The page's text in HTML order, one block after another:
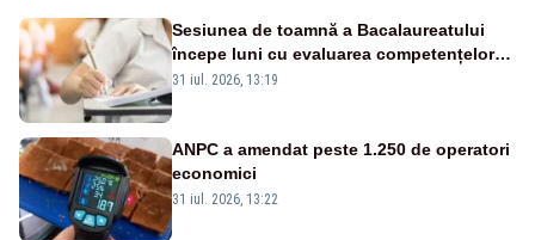
Sesiunea de toamnă a Bacalaureatului
începe luni cu evaluarea competențelor
orale la Limba română
31 iul. 2026, 13:19
ANPC a amendat peste 1.250 de operatori
economici
31 iul. 2026, 13:22